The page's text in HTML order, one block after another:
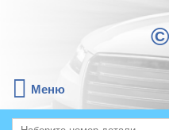
Меню